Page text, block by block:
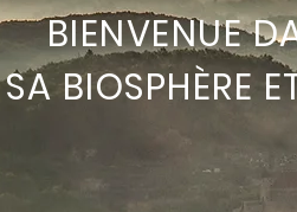
BIENVENUE
SA BIOSPHÈRE